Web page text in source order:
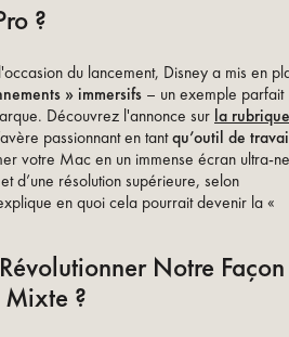
?
du lancement, Disney a mis en
» immersifs – un exemple parfait
Découvrez l'annonce sur la rubrique
passionnant en tantqu’outil de
votre Mac en un immense écran ultra-
et d’une résolution supérieure, selon
en quoi cela pourrait devenir la «
Notre Façon
?